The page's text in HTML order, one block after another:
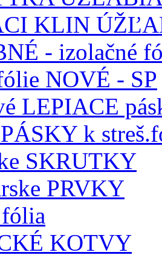
KLIN
- izolačné
NOVÉ - SP
LEPIACE
k
SKRUTKY
PRVKY
KOTVY